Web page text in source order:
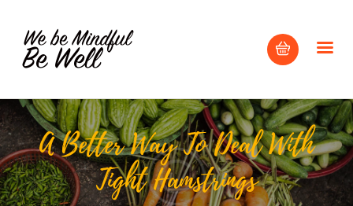
HOME
ABOUT
BLOG
A Better Way To Deal With
Tight Hamstrings